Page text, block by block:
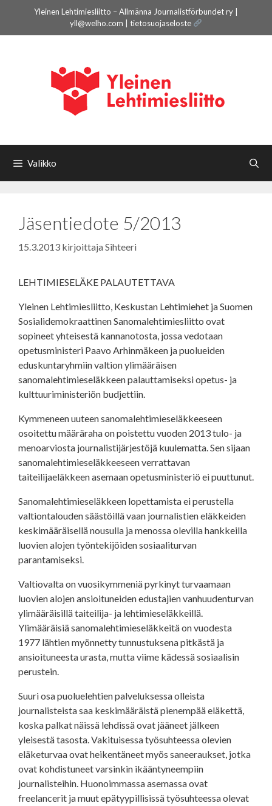
Yleinen Lehtimiesliitto – Allmänna Journalistförbundet ry |
yll@welho.com |tietosuojaseloste
Valikko
Jäsentiedote 5/2013
15.3.2013 kirjoittajaSihteeri
LEHTIMIESELÄKE PALAUTETTAVA
Yleinen Lehtimiesliitto, Keskustan Lehtimiehet ja Suomen
Sosialidemokraattinen Sanomalehtimiesliitto ovat
sopineet yhteisestä kannanotosta, jossa vedotaan
opetusministeri Paavo Arhinmäkeen ja puolueiden
eduskuntaryhmiin valtion ylimääräisen
sanomalehtimieseläkkeen palauttamiseksi opetus- ja
kulttuuriministeriön budjettiin.
Kymmeneen uuteen sanomalehtimieseläkkeeseen
osoitettu määräraha on poistettu vuoden 2013 tulo- ja
menoarviosta journalistijärjestöjä kuulematta. Sen sijaan
sanomalehtimieseläkkeeseen verrattavan
taiteilijaeläkkeen asemaan opetusministeriö ei puuttunut.
Sanomalehtimieseläkkeen lopettamista ei perustella
valtiontalouden säästöillä vaan journalistien eläkkeiden
keskimääräisellä nousulla ja menossa olevilla hankkeilla
luovien alojen työntekijöiden sosiaaliturvan
parantamiseksi.
Valtiovalta on vuosikymmeniä pyrkinyt turvaamaan
luovien alojen ansioituneiden edustajien vanhuudenturvan
ylimääräisillä taiteilija- ja lehtimieseläkkeillä.
Ylimääräisiä sanomalehtimieseläkkeitä on vuodesta
1977 lähtien myönnetty tunnustuksena pitkästä ja
ansioituneesta urasta, mutta viime kädessä sosiaalisin
perustein.
Suuri osa puoluelehtien palveluksessa olleista
journalisteista saa keskimääräistä pienempää eläkettä,
koska palkat näissä lehdissä ovat jääneet jälkeen
yleisestä tasosta. Vakituisessa työsuhteessa olevien
eläketurvaa ovat heikentäneet myös saneeraukset, jotka
ovat kohdistuneet varsinkin ikääntyneempiin
journalisteihin. Huonoimmassa asemassa ovat
freelancerit ja muut epätyypillisissä työsuhteessa olevat